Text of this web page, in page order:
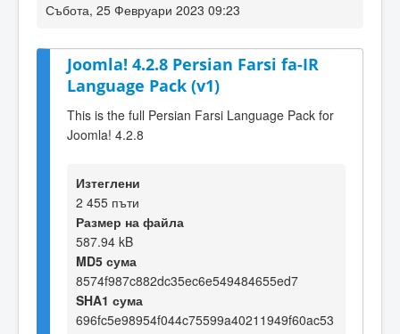
Събота, 25 Февруари 2023 09:23
Joomla! 4.2.8 Persian Farsi fa-IR
Language Pack (v1)
This is the full Persian Farsi Language Pack for
Joomla! 4.2.8
Изтеглени
2 455 пъти
Размер на файла
587.94 kB
MD5 сума
8574f987c882dc35ec6e549484655ed7
SHA1 сума
696fc5e98954f044c75599a40211949f60ac53